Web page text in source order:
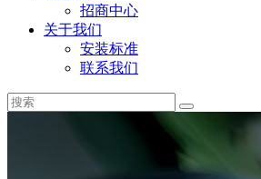
招商中心
关于我们
安装标准
联系我们